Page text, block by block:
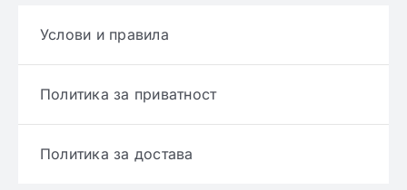
Услови и правила
Политика за приватност
Политика за достава